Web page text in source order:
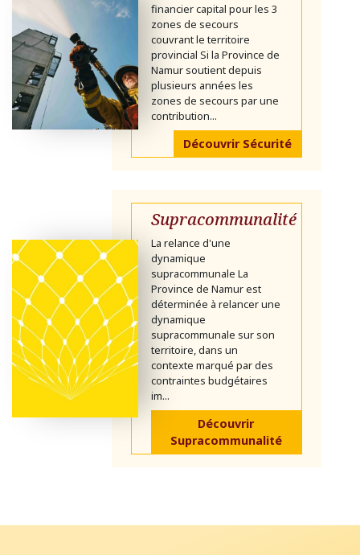
financier capital pour les 3
zones de secours
couvrant le territoire
provincial Si la Province de
Namur soutient depuis
plusieurs années les
zones de secours par une
contribution...
Découvrir Sécurité
Supracommunalité
La relance d'une
dynamique
supracommunale La
Province de Namur est
déterminée à relancer une
dynamique
supracommunale sur son
territoire, dans un
contexte marqué par des
contraintes budgétaires
im...
Découvrir
Supracommunalité